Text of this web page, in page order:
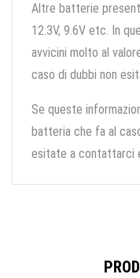
Altre batterie
12.3V, 9.6V etc. In
avvicini molto al
caso di dubbi non
Se queste
batteria che fa al
esitate a contattarci